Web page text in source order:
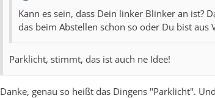
Kann es sein, dass Dein linker Blinker an ist?
das beim Abstellen schon so oder Du bist aus
Parklicht, stimmt, das ist auch ne Idee!
Danke, genau so heißt das Dingens "Parklicht".